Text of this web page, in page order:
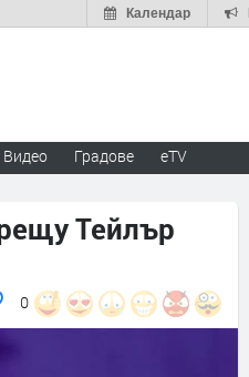
Календар
Видео Градове eTV
Тейлър
0